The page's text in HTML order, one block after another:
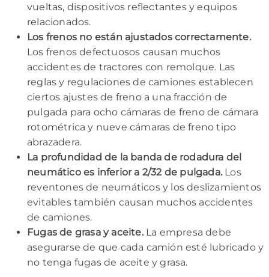
vueltas, dispositivos reflectantes y equipos
relacionados.
Los frenos no están ajustados correctamente.
Los frenos defectuosos causan muchos
accidentes de tractores con remolque. Las
reglas y regulaciones de camiones establecen
ciertos ajustes de freno a una fracción de
pulgada para ocho cámaras de freno de cámara
rotométrica y nueve cámaras de freno tipo
abrazadera.
La profundidad de la banda de rodadura del
neumático es inferior a 2/32 de pulgada. Los
reventones de neumáticos y los deslizamientos
evitables también causan muchos accidentes
de camiones.
Fugas de grasa y aceite. La empresa debe
asegurarse de que cada camión esté lubricado y
no tenga fugas de aceite y grasa.